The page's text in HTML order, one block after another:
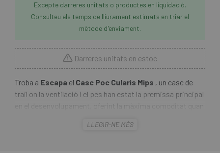
Excepte darreres unitats o productes en liquidació.
Consulteu els temps de lliurament estimats en triar el
mètode d'enviament.
Darreres unitats en estoc
Troba a Escapa el Casc Poc Cularis Mips , un casc de
trail on la ventilació i el pes han estat la premissa principal
en el desenvolupament, oferint la màxima comoditat quan
Cularis Mips es beneficia de tècniques de
LLEGIR-NE MÉS